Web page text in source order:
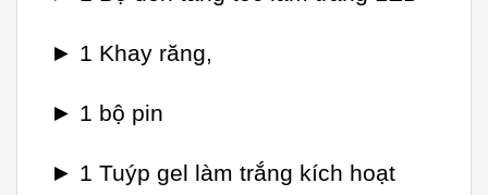
► 1 Khay răng,
► 1 bộ pin
► 1 Tuýp gel làm trắng kích hoạt